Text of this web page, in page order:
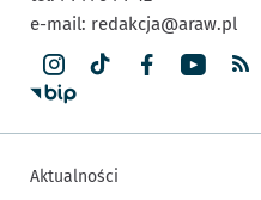
e-mail: redakcja@araw.pl
Aktualności